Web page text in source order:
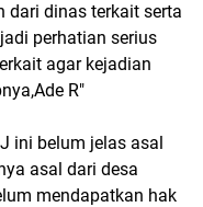
dari dinas terkait serta
perhatian serius
agar kejadian
R"
ini belum jelas asal
asal dari desa
mendapatkan hak